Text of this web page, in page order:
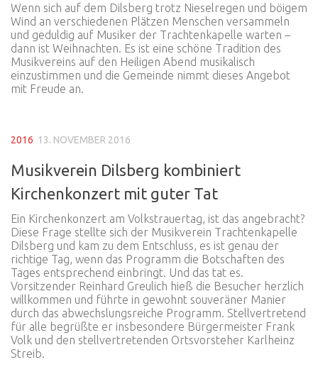
Wenn sich auf dem Dilsberg trotz Nieselregen und böigem
Wind an verschiedenen Plätzen Menschen versammeln
und geduldig auf Musiker der Trachtenkapelle warten –
dann ist Weihnachten. Es ist eine schöne Tradition des
Musikvereins auf den Heiligen Abend musikalisch
einzustimmen und die Gemeinde nimmt dieses Angebot
mit Freude an.
2016 13. NOVEMBER 2016
Musikverein Dilsberg kombiniert
Kirchenkonzert mit guter Tat
Ein Kirchenkonzert am Volkstrauertag, ist das angebracht?
Diese Frage stellte sich der Musikverein Trachtenkapelle
Dilsberg und kam zu dem Entschluss, es ist genau der
richtige Tag, wenn das Programm die Botschaften des
Tages entsprechend einbringt. Und das tat es.
Vorsitzender Reinhard Greulich hieß die Besucher herzlich
willkommen und führte in gewohnt souveräner Manier
durch das abwechslungsreiche Programm. Stellvertretend
für alle begrüßte er insbesondere Bürgermeister Frank
Volk und den stellvertretenden Ortsvorsteher Karlheinz
Streib.